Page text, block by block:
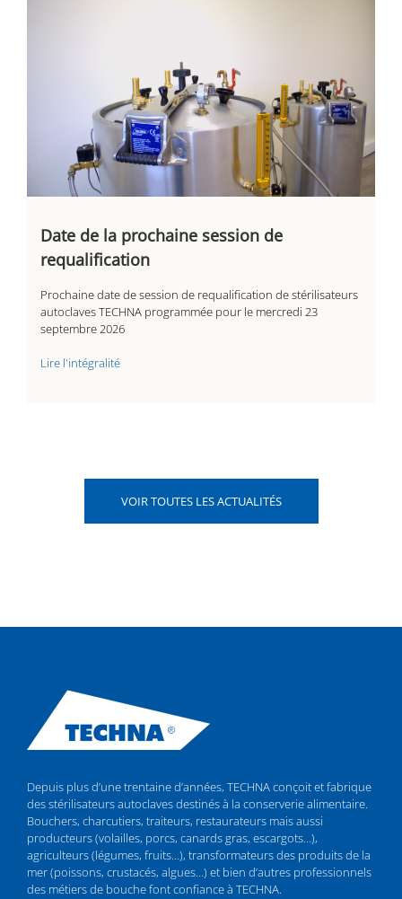
Date de la prochaine session de
requalification
Prochaine date de session de requalification de stérilisateurs
autoclaves TECHNA programmée pour le mercredi 23
septembre 2026
Lire l'intégralité
VOIR TOUTES LES ACTUALITÉS
Depuis plus d’une trentaine d’années, TECHNA conçoit et fabrique
des stérilisateurs autoclaves destinés à la conserverie alimentaire.
Bouchers, charcutiers, traiteurs, restaurateurs mais aussi
producteurs (volailles, porcs, canards gras, escargots…),
agriculteurs (légumes, fruits…), transformateurs des produits de la
mer (poissons, crustacés, algues…) et bien d’autres professionnels
des métiers de bouche font confiance à TECHNA.